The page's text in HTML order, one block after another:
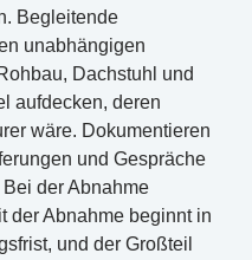
Begleitende
unabhängigen
Dachstuhl und
aufdecken, deren
wäre. Dokumentieren
und Gespräche
der Abnahme
der Abnahme beginnt in
und der Großteil